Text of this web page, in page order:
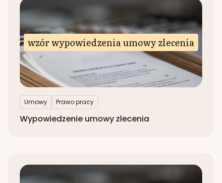
wzór wypowiedzenia umowy zlecenia
Umowy Prawo pracy
Wypowiedzenie umowy zlecenia